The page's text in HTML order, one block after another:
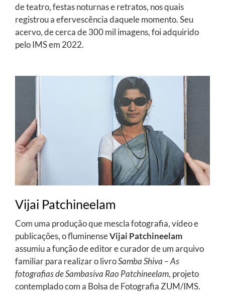
de teatro, festas noturnas e retratos, nos quais
registrou a efervescência daquele momento. Seu
acervo, de cerca de 300 mil imagens, foi adquirido
pelo IMS em 2022.
Vijai Patchineelam
Com uma produção que mescla fotografia, vídeo e
publicações, o fluminenseVijai Patchineelam
assumiu a função de editor e curador de um arquivo
familiar para realizar o livroSamba Shiva – As
fotografias de Sambasiva Rao Patchineelam, projeto
contemplado com a Bolsa de Fotografia ZUM/IMS.